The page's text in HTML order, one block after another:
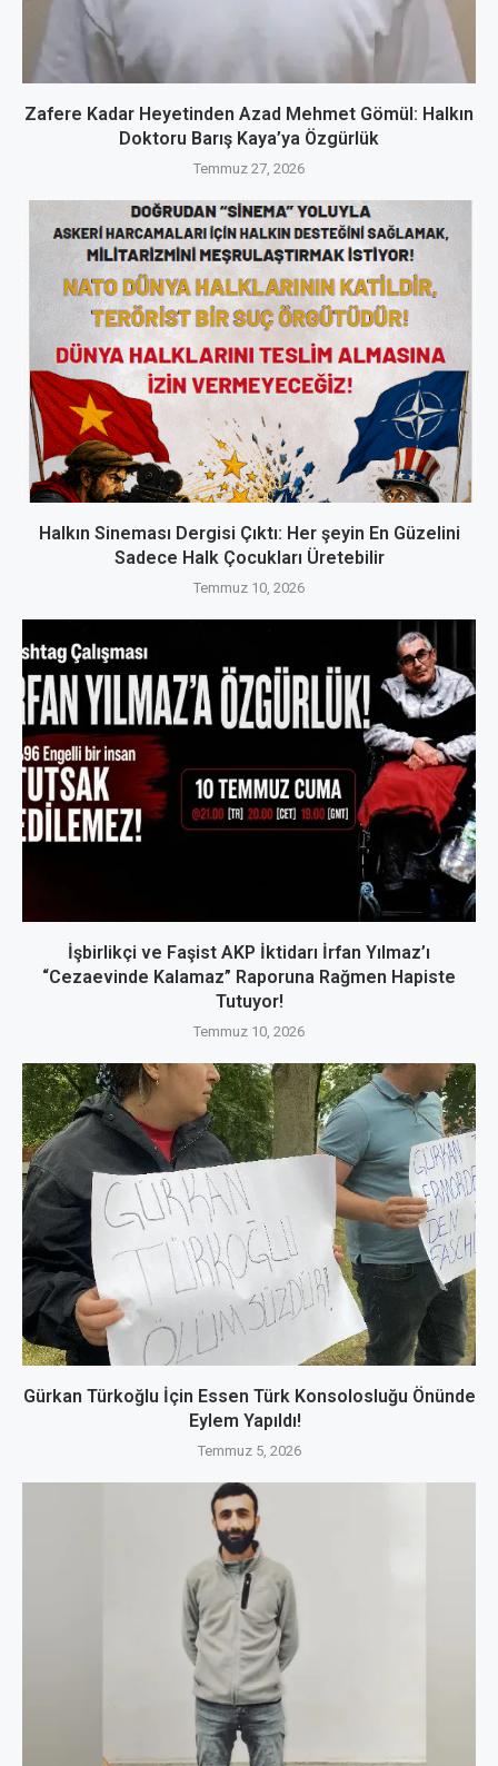
Zafere Kadar Heyetinden Azad Mehmet Gömül: Halkın
Doktoru Barış Kaya’ya Özgürlük
Temmuz 27, 2026
Halkın Sineması Dergisi Çıktı: Her şeyin En Güzelini
Sadece Halk Çocukları Üretebilir
Temmuz 10, 2026
İşbirlikçi ve Faşist AKP İktidarı İrfan Yılmaz’ı
“Cezaevinde Kalamaz” Raporuna Rağmen Hapiste
Tutuyor!
Temmuz 10, 2026
Gürkan Türkoğlu İçin Essen Türk Konsolosluğu Önünde
Eylem Yapıldı!
Temmuz 5, 2026